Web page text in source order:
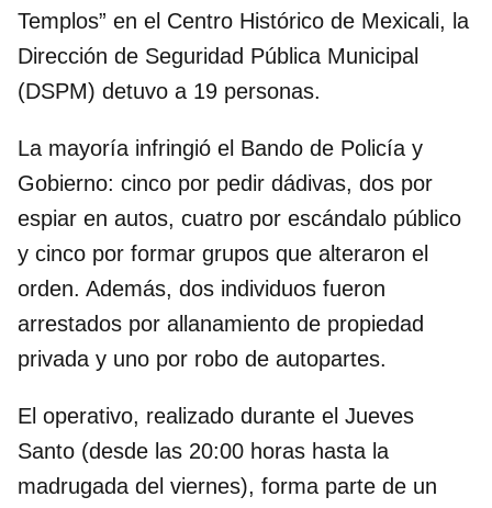
Templos” en el Centro Histórico de Mexicali, la
Dirección de Seguridad Pública Municipal
(DSPM) detuvo a 19 personas.
La mayoría infringió el Bando de Policía y
Gobierno: cinco por pedir dádivas, dos por
espiar en autos, cuatro por escándalo público
y cinco por formar grupos que alteraron el
orden. Además, dos individuos fueron
arrestados por allanamiento de propiedad
privada y uno por robo de autopartes.
El operativo, realizado durante el Jueves
Santo (desde las 20:00 horas hasta la
madrugada del viernes), forma parte de un